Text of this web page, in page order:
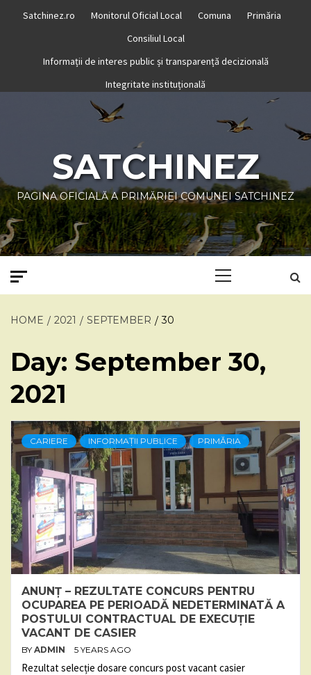
Satchinez.ro Monitorul Oficial Local Comuna
Primăria
Consiliul Local
Informații de interes public și transparență decizională
Integritate instituțională
SATCHINEZ
PAGINA OFICIALĂ A PRIMĂRIEI COMUNEI SATCHINEZ
HOME 2021 SEPTEMBER 30
Day: September 30,
2021
CARIERE INFORMAȚII PUBLICE PRIMĂRIA
ANUNȚ – REZULTATE CONCURS PENTRU
OCUPAREA PE PERIOADĂ NEDETERMINATĂ A
POSTULUI CONTRACTUAL DE EXECUȚIE
VACANT DE CASIER
BY ADMIN 5 YEARS AGO
Rezultat selecție dosare concurs post vacant casier